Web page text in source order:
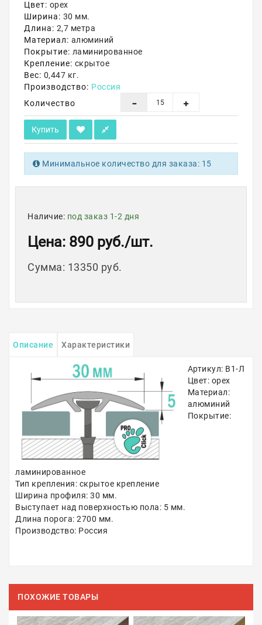
Акции
Цвет: орех
Ширина: 30 мм.
Длина: 2,7 метра
Материал: алюминий
Покрытие: ламинированное
Крепление: скрытое
Вес: 0,447 кг.
Производство: Россия
Количество
Купить
Минимальное количество для заказа: 15
Наличие: под заказ 1-2 дня
Цена: 890 руб./шт.
Сумма: 13350 руб.
Описание Характеристики
Артикул: В1-Л
Цвет: орех
Материал:
алюминий
Покрытие:
ламинированное
Тип крепления: скрытое крепление
Ширина профиля: 30 мм.
Выступает над поверхностью пола: 5 мм.
Длина порога: 2700 мм.
Производство: Россия
ПОХОЖИЕ ТОВАРЫ